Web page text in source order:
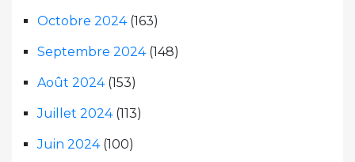
Octobre 2024(163)
Septembre 2024(148)
Août 2024(153)
Juillet 2024(113)
Juin 2024(100)